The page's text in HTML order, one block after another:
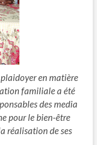
en matière
familiale a été
des media
pour le bien-être
réalisation de ses